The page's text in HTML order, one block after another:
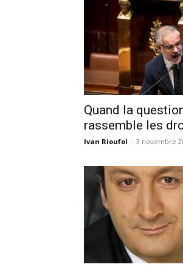
Quand la
rassemble les
Ivan Rioufol - 3 novembre